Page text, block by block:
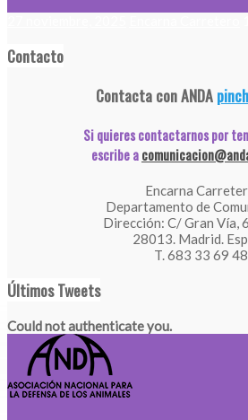
Contacto
Contacta con ANDA
Si quieres contactarnos por
escribe a
Encarna
Departamento de
Dirección: C/ Gran Vía,
28013. Madrid.
T. 683 33 69 48
Últimos Tweets
Could not authenticate you.